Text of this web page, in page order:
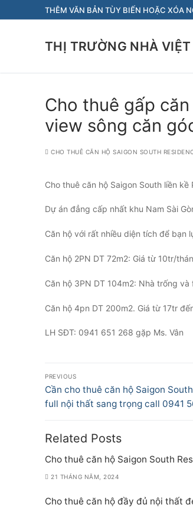
đến
THÊM VĂN BẢN TÙY BIẾN HOẶC XÓA
THỊ TRƯỜNG NHÀ VIỆT
Cho thuê gấp
view sông căn
CHO THUÊ CĂN HỘ SAIGON SOUTH
Cho thuê căn hộ Saigon South liền
Dự án đẳng cấp nhất khu Nam Sài
Căn hộ với rất nhiều diện tích để bạn
Căn hộ 2PN DT 72m2: Giá từ 10tr/
Căn hộ 3PN DT 104m2: Nhà trống
Căn hộ 4pn DT 200m2. Giá từ 17tr
LH SĐT: 0941 651 268 gặp Ms. Vân
Điều
hướng
bài
viết
PREVIOUS
Previous
post:
Cần cho thuê căn hộ Saigon
full nội thất sang trọng call 0941
Related Posts
Cho thuê căn hộ Saigon South
21 THÁNG NĂM, 2024
Cho thuê căn hộ đầy đủ nội thất